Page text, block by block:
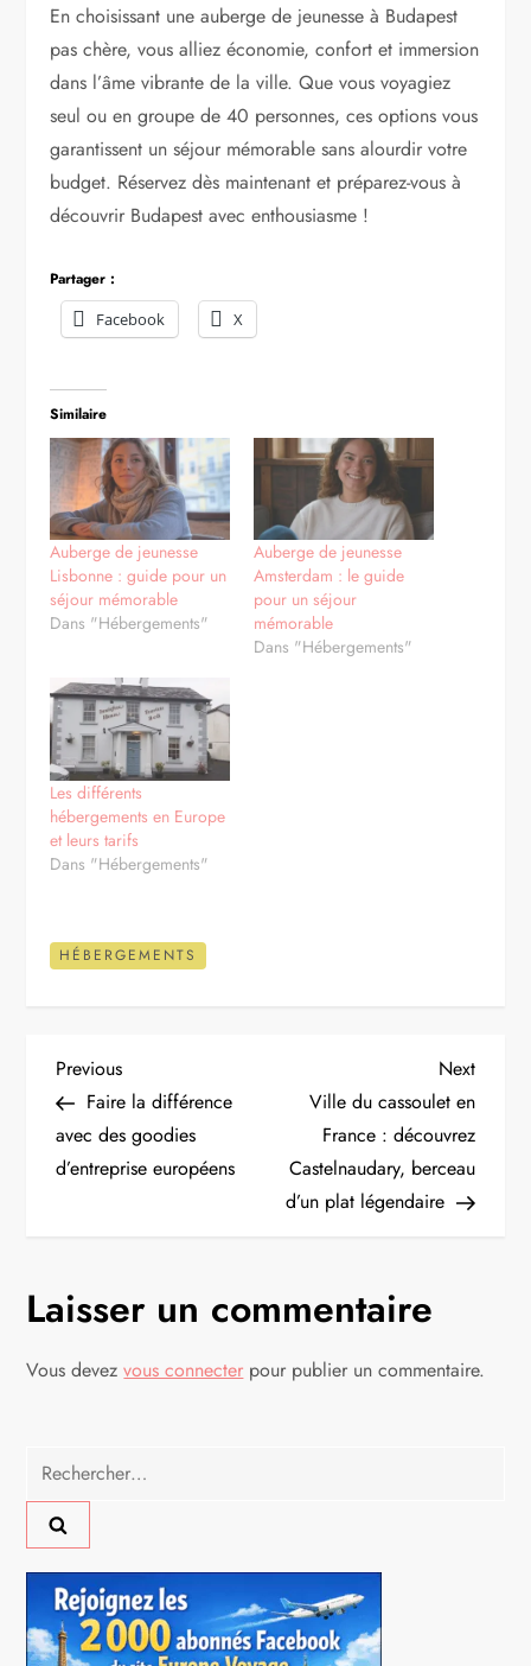
En choisissant une auberge de jeunesse à Budapest
pas chère, vous alliez économie, confort et immersion
dans l’âme vibrante de la ville. Que vous voyagiez
seul ou en groupe de 40 personnes, ces options vous
garantissent un séjour mémorable sans alourdir votre
budget. Réservez dès maintenant et préparez-vous à
découvrir Budapest avec enthousiasme !
Partager :
Facebook
X
Similaire
Auberge de jeunesse
Lisbonne : guide pour un
séjour mémorable
Dans "Hébergements"
Auberge de jeunesse
Amsterdam : le guide
pour un séjour
mémorable
Dans "Hébergements"
Les différents
hébergements en Europe
et leurs tarifs
Dans "Hébergements"
HÉBERGEMENTS
N
a
v
g
a
i
o
n
d
Previous
Post
Previous
Faire la différence
avec des goodies
d’entreprise européens
Next
Post
Next
Ville du cassoulet en
France : découvrez
Castelnaudary, berceau
d’un plat légendaire
Laisser un commentaire
Vous devezvous connecter pour publier un commentaire.
Rechercher :